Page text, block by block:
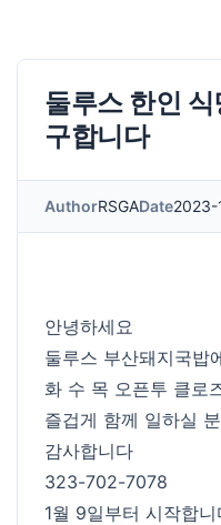
둘루스 한인
구합니다
AuthorRSGADate2023-
안녕하세요
둘루스 부산돼지국밥
화 수 목 오픈투 클로
즐겁게 함께 일하실
감사합니다
323-702-7078
1월 9일부터 시작합니